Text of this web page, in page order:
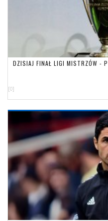
DZISIAJ FINAŁ LIGI MISTRZÓW -
[0]